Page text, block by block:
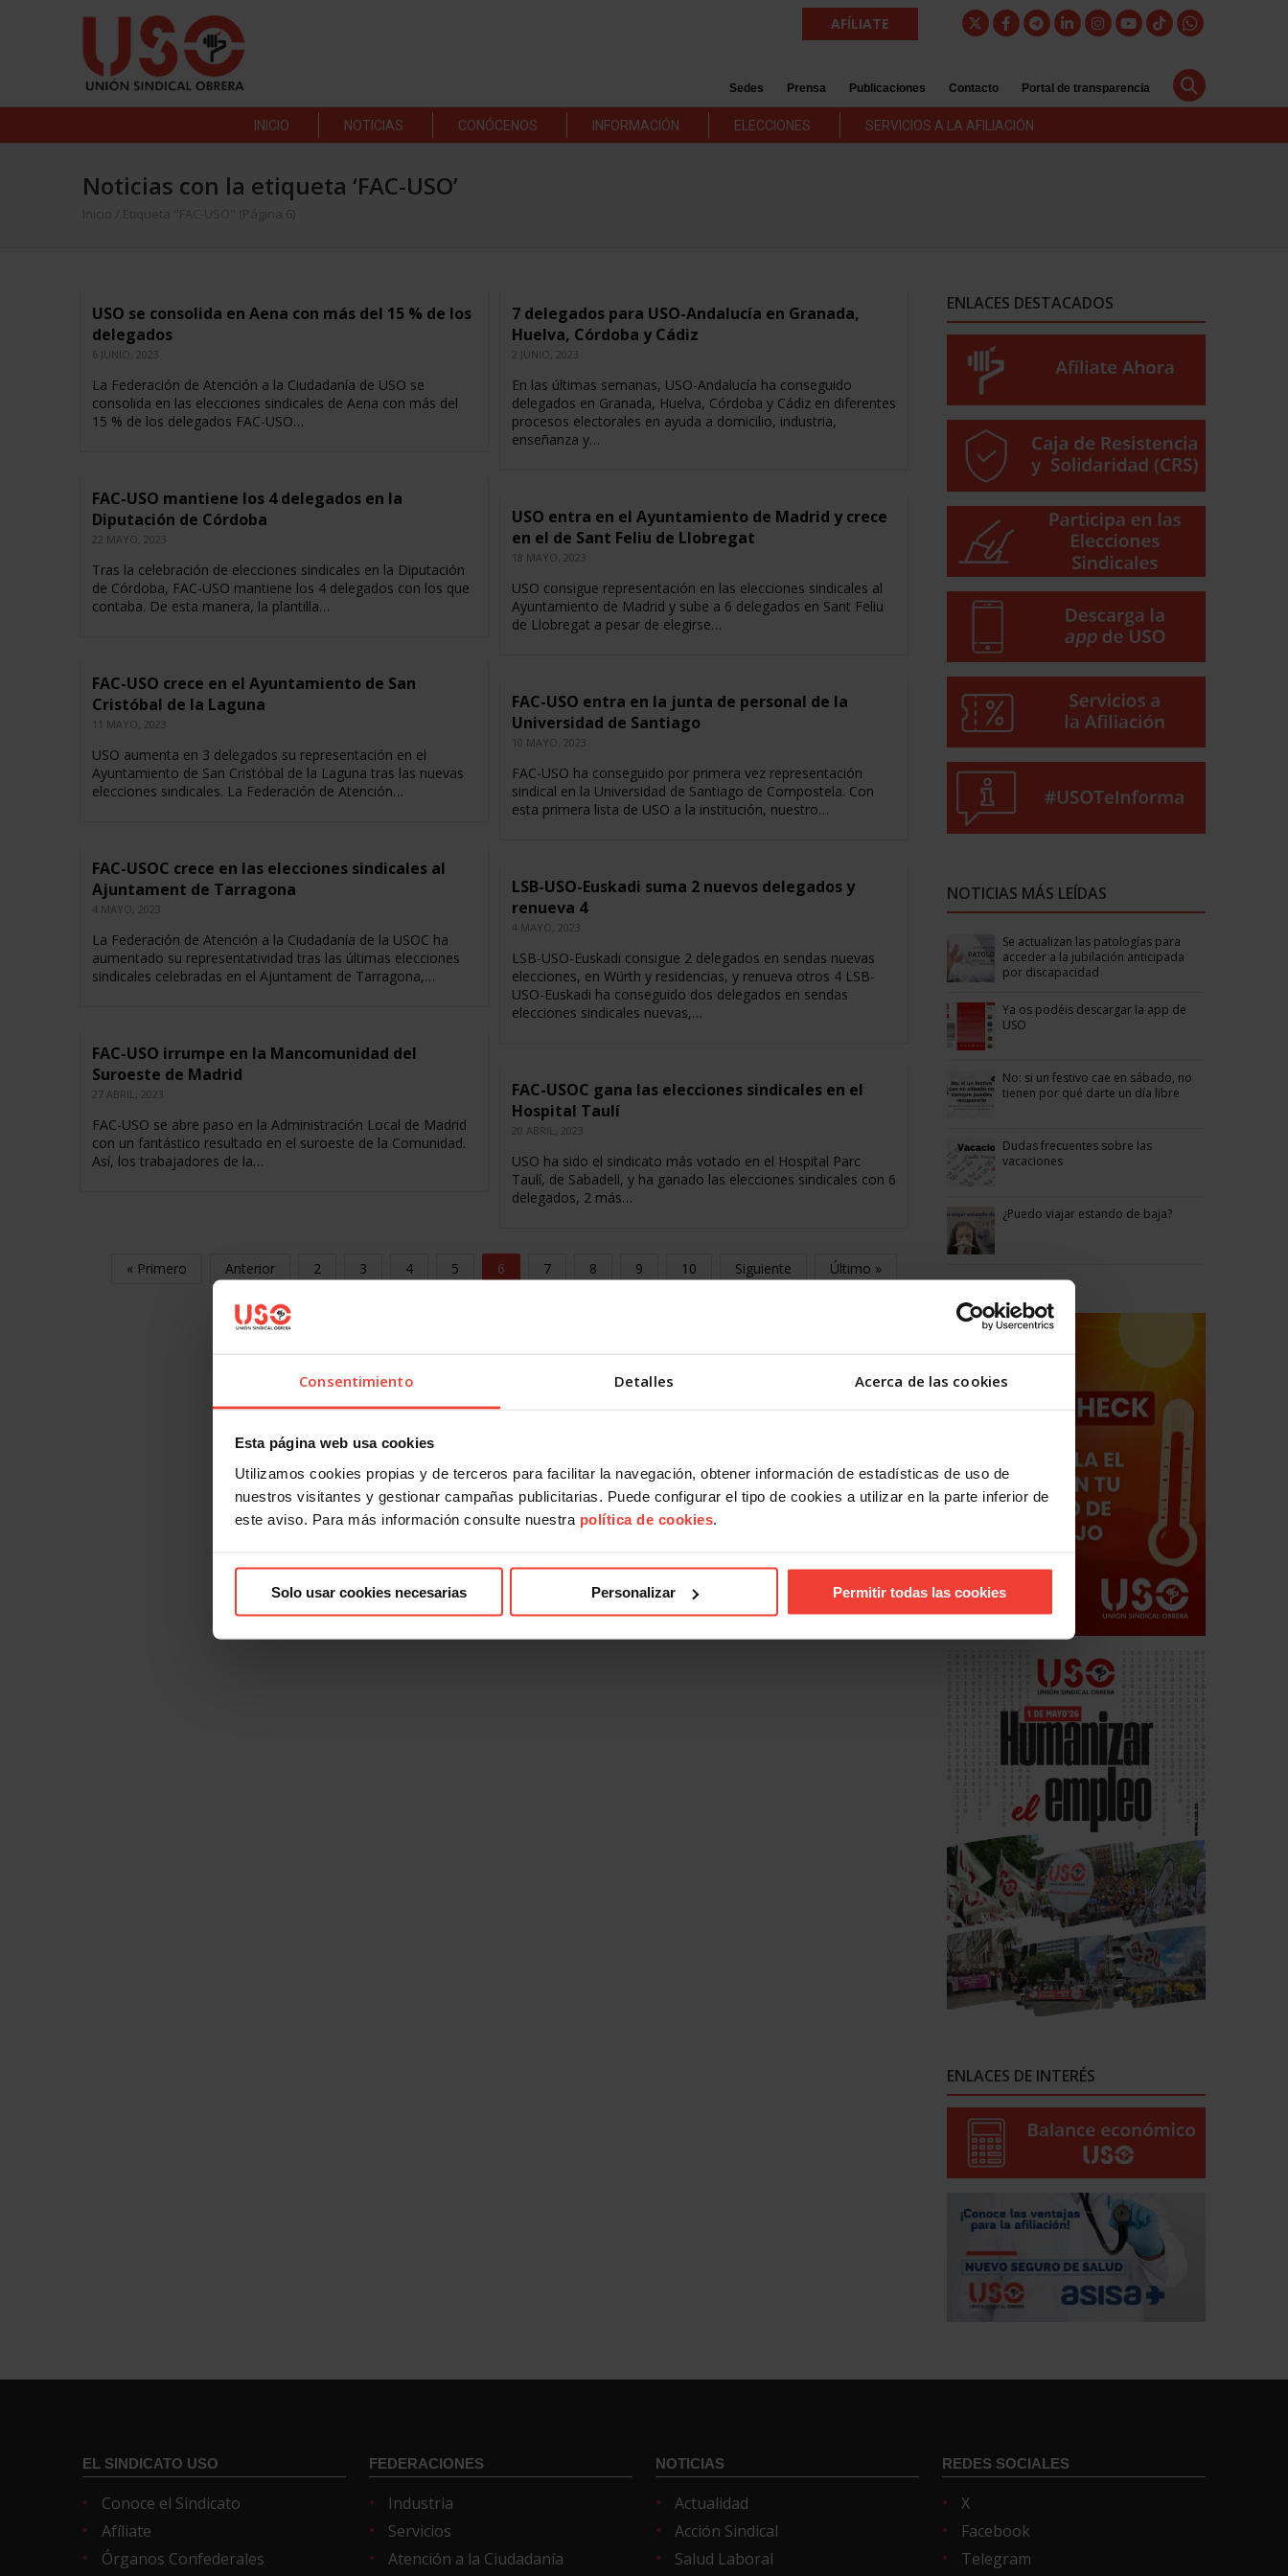
Consentimiento Detalles Acerca de las cookies
Esta página web usa cookies
Utilizamos cookies propias y de terceros para facilitar la navegación, obtener información de estadísticas de uso de
nuestros visitantes y gestionar campañas publicitarias. Puede configurar el tipo de cookies a utilizar en la parte inferior de
este aviso. Para más información consulte nuestra política de cookies.
Solo usar cookies necesarias Personalizar Permitir todas las cookies
AFÍLIATE
Sedes Prensa Publicaciones Contacto Portal de transparencia
INICIO NOTICIAS CONÓCENOS INFORMACIÓN ELECCIONES SERVICIOS A LA AFILIACIÓN
Noticias con la etiqueta ‘FAC-USO’
Inicio Etiqueta "FAC-USO" (Página 6)
USO se consolida en Aena con más del 15 % de los
delegados
6 JUNIO, 2023
La Federación de Atención a la Ciudadanía de USO se
consolida en las elecciones sindicales de Aena con más del
15 % de los delegados FAC-USO…
7 delegados para USO-Andalucía en Granada,
Huelva, Córdoba y Cádiz
2 JUNIO, 2023
En las últimas semanas, USO-Andalucía ha conseguido
delegados en Granada, Huelva, Córdoba y Cádiz en diferentes
procesos electorales en ayuda a domicilio, industria,
enseñanza y…
FAC-USO mantiene los 4 delegados en la
Diputación de Córdoba
22 MAYO, 2023
Tras la celebración de elecciones sindicales en la Diputación
de Córdoba, FAC-USO mantiene los 4 delegados con los que
contaba. De esta manera, la plantilla…
USO entra en el Ayuntamiento de Madrid y crece
en el de Sant Feliu de Llobregat
18 MAYO, 2023
USO consigue representación en las elecciones sindicales al
Ayuntamiento de Madrid y sube a 6 delegados en Sant Feliu
de Llobregat a pesar de elegirse…
FAC-USO crece en el Ayuntamiento de San
Cristóbal de la Laguna
11 MAYO, 2023
USO aumenta en 3 delegados su representación en el
Ayuntamiento de San Cristóbal de la Laguna tras las nuevas
elecciones sindicales. La Federación de Atención…
FAC-USO entra en la junta de personal de la
Universidad de Santiago
10 MAYO, 2023
FAC-USO ha conseguido por primera vez representación
sindical en la Universidad de Santiago de Compostela. Con
esta primera lista de USO a la institución, nuestro…
FAC-USOC crece en las elecciones sindicales al
Ajuntament de Tarragona
4 MAYO, 2023
La Federación de Atención a la Ciudadanía de la USOC ha
aumentado su representatividad tras las últimas elecciones
sindicales celebradas en el Ajuntament de Tarragona,…
LSB-USO-Euskadi suma 2 nuevos delegados y
renueva 4
4 MAYO, 2023
LSB-USO-Euskadi consigue 2 delegados en sendas nuevas
elecciones, en Würth y residencias, y renueva otros 4 LSB-
USO-Euskadi ha conseguido dos delegados en sendas
elecciones sindicales nuevas,…
FAC-USO irrumpe en la Mancomunidad del
Suroeste de Madrid
27 ABRIL, 2023
FAC-USO se abre paso en la Administración Local de Madrid
con un fantástico resultado en el suroeste de la Comunidad.
Así, los trabajadores de la…
FAC-USOC gana las elecciones sindicales en el
Hospital Taulí
20 ABRIL, 2023
USO ha sido el sindicato más votado en el Hospital Parc
Taulí, de Sabadell, y ha ganado las elecciones sindicales con 6
delegados, 2 más…
« Primero Anterior 2 3 4 5 6 7 8 9 10 Siguiente Último »
ENLACES DESTACADOS
NOTICIAS MÁS LEÍDAS
Se actualizan las patologías para
acceder a la jubilación anticipada
por discapacidad
Ya os podéis descargar la app de
USO
No: si un festivo cae en sábado, no
tienen por qué darte un día libre
Dudas frecuentes sobre las
vacaciones
¿Puedo viajar estando de baja?
ENLACES DE INTERÉS
EL SINDICATO USO
Conoce el Sindicato
Afíliate
Órganos Confederales
FEDERACIONES
Industria
Servicios
Atención a la Ciudadanía
NOTICIAS
Actualidad
Acción Sindical
Salud Laboral
REDES SOCIALES
X
Facebook
Telegram